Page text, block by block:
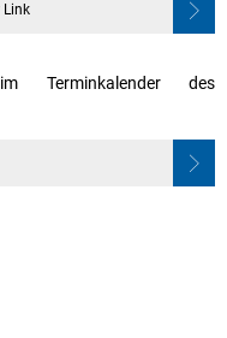
Link
Terminkalender des